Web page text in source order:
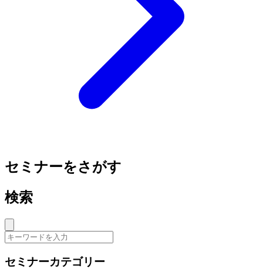
セミナーをさがす
検索
セミナーカテゴリー